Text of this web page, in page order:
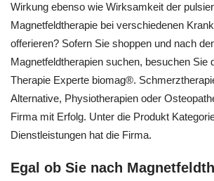
Wirkung ebenso wie Wirksamkeit der
Magnetfeldtherapie bei verschiedenen
offerieren? Sofern Sie shoppen und nach
Magnetfeldtherapien suchen, besuchen Sie
Therapie Experte biomag®.
Alternative, Physiotherapien oder
Firma mit Erfolg. Unter die Produkt
Dienstleistungen hat die Firma.
Egal ob Sie nach